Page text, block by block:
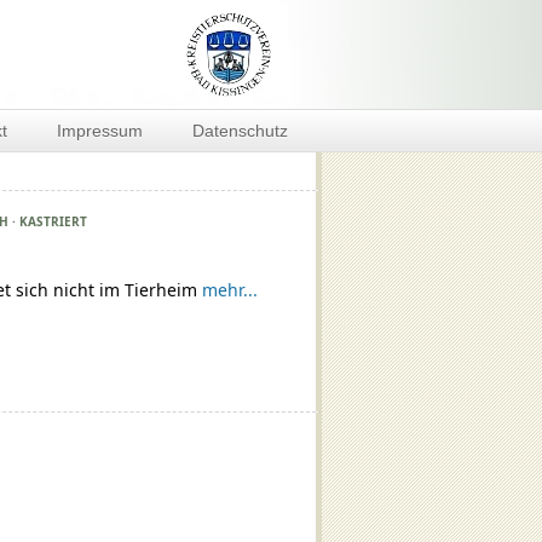
Impressum Datenschutz
· KASTRIERT
sich nicht im Tierheim mehr...